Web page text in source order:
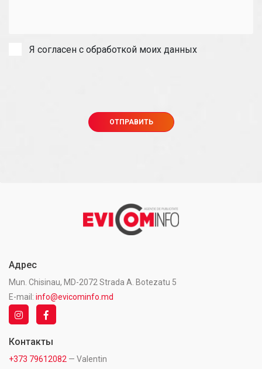
Я согласен с обработкой моих данных
Адрес
Mun. Chisinau, MD-2072 Strada A. Botezatu 5
E-mail: info@evicominfo.md
Контакты
+373 79612082 — Valentin